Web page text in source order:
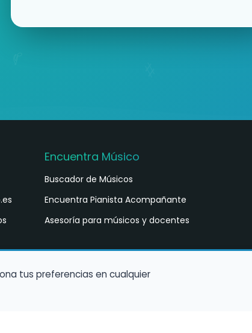
Encuentra Músico
Buscador de Músicos
Encuentra Pianista Acompañante
Asesoría para músicos y docentes
tus preferencias en cualquier